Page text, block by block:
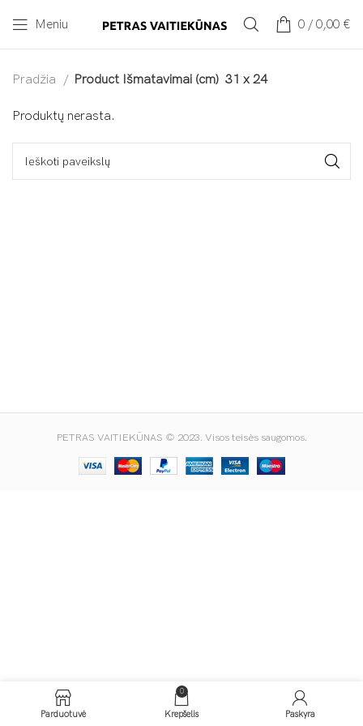
Meniu 0 / 0,00 €
Pradžia Product Išmatavimai (cm) 31 x 24
Produktų nerasta.
PETRAS VAITIEKŪNAS © 2023. Visos teisės saugomos.
Parduotuvė
0
Krepšelis Paskyra